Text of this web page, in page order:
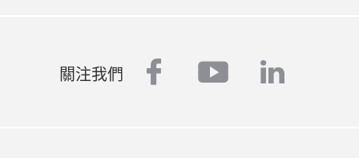
關注我們 facebook
youtube